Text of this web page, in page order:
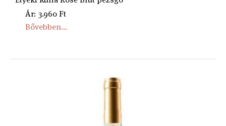
Ár: 3.960 Ft
Bővebben...